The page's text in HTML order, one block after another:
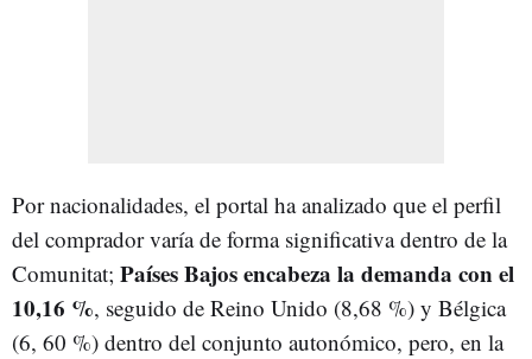
Por nacionalidades, el portal ha analizado que el perfil
del comprador varía de forma significativa dentro de la
Comunitat; Países Bajos encabeza la demanda con el
10,16 %, seguido de Reino Unido (8,68 %) y Bélgica
(6, 60 %) dentro del conjunto autonómico, pero, en la